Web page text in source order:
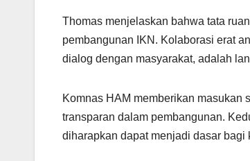
Thomas menjelaskan bahwa tata
pembangunan IKN. Kolaborasi erat
dialog dengan masyarakat, adalah
Komnas HAM memberikan masukan
transparan dalam pembangunan.
diharapkan dapat menjadi dasar